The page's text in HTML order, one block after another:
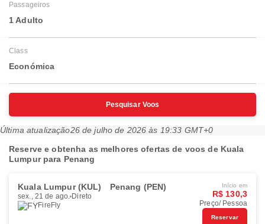
Passageiros
1 Adulto
Class
Económica
Pesquisar Voos
Última atualização26 de julho de 2026 às 19:33 GMT+0
Reserve e obtenha as melhores ofertas de voos de Kuala
Lumpur para Penang
Kuala Lumpur (KUL) Penang (PEN)
sex., 21 de ago. Direto
FireFly
Início em
R$ 130,3
Preço/ Pessoa
Reservar